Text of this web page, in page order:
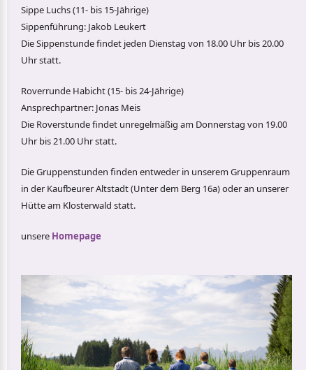
Sippe Luchs (11- bis 15-Jährige)
Sippenführung: Jakob Leukert
Die Sippenstunde findet jeden Dienstag von 18.00 Uhr bis 20.00
Uhr statt.
Roverrunde Habicht (15- bis 24-Jährige)
Ansprechpartner: Jonas Meis
Die Roverstunde findet unregelmäßig am Donnerstag von 19.00
Uhr bis 21.00 Uhr statt.
Die Gruppenstunden finden entweder in unserem Gruppenraum
in der Kaufbeurer Altstadt (Unter dem Berg 16a) oder an unserer
Hütte am Klosterwald statt.
unsere Homepage